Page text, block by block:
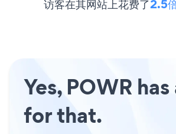
访客在其网站上花费了2.5
Yes, POWR
for that.